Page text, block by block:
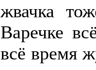
жвачка
Варечке
всё время